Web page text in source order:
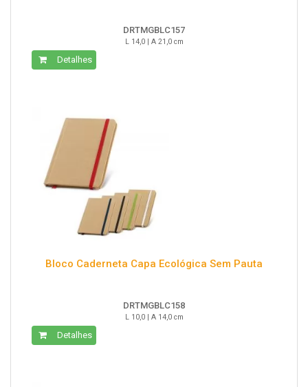
DRTMGBLC157
L 14,0 | A 21,0 cm
Detalhes
Bloco Caderneta Capa Ecológica Sem Pauta
DRTMGBLC158
L 10,0 | A 14,0 cm
Detalhes